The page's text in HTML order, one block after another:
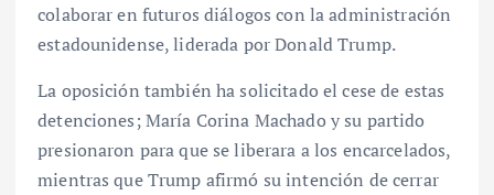
colaborar en futuros diálogos con la administración
estadounidense, liderada por Donald Trump.
La oposición también ha solicitado el cese de estas
detenciones; María Corina Machado y su partido
presionaron para que se liberara a los encarcelados,
mientras que Trump afirmó su intención de cerrar